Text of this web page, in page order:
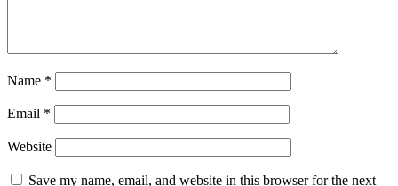
Name *
Email *
Website
Save my name, email, and website in this browser for the next